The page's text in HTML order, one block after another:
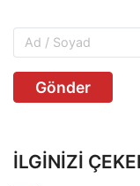
Gönder
İLGINIZI